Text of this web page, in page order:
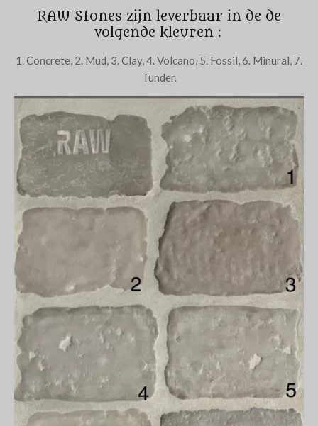
RAW Stones zijn leverbaar in de de
volgende kleuren :
1. Concrete, 2. Mud, 3. Clay, 4. Volcano, 5. Fossil, 6. Minural, 7.
Tunder.